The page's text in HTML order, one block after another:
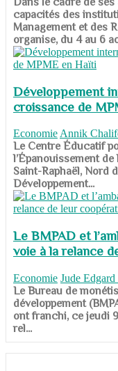
capacités des
Management et des
organise, du 4 au 6
Développement
croissance de
Economie Annik
​​​​​​​Le Centre Éducatif
l’Épanouissement
Saint-Raphaël, Nord
Développement...
Le BMPAD et
voie à la relance
Economie Jude
​​​​​​​Le Bureau de
développement
ont franchi, ce jeudi
rel...